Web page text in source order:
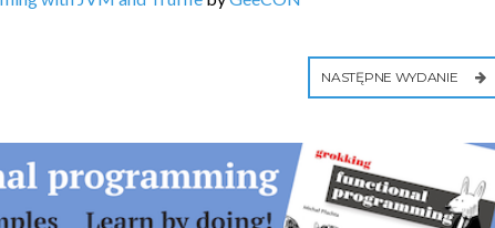
NASTĘPNE WYDANIE